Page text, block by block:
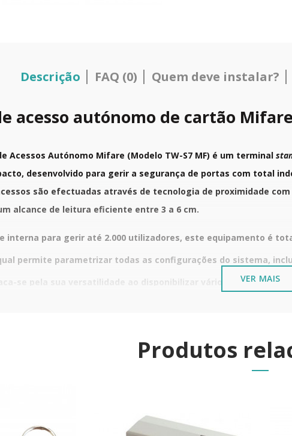
Descrição FAQ (0) Quem deve instalar?
acesso autónomo de cartão Mifare
Acessos Autónomo Mifare (Modelo TW-S7 MF) é um terminal
desenvolvido para gerir a segurança de portas com total
são efectuadas através de tecnologia de proximidade
alcance de leitura eficiente entre 3 a 6 cm.
interna para gerir até 2.000 utilizadores, este equipamento é
permite parametrizar todas as configurações do sistema,
se pela sua versatilidade ao disponibilizar vários modos de
de tentativas sucessivas com cartões inválidos.
Segura
técnica e eficácia do sistema de fecho, a instalação
VER MAIS
Produtos